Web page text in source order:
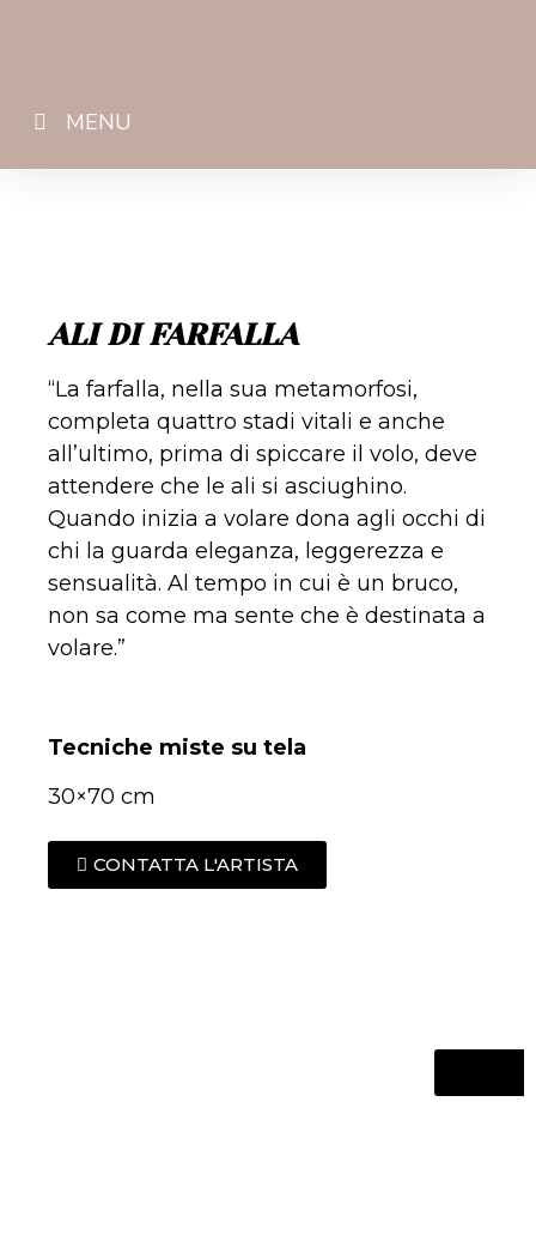
MENU
ALI DI FARFALLA
“La farfalla, nella sua metamorfosi,
completa quattro stadi vitali e anche
all’ultimo, prima di spiccare il volo, deve
attendere che le ali si asciughino.
Quando inizia a volare dona agli occhi di
chi la guarda eleganza, leggerezza e
sensualità. Al tempo in cui è un bruco,
non sa come ma sente che è destinata a
volare.”
Tecniche miste su tela
30×70 cm
CONTATTA L'ARTISTA